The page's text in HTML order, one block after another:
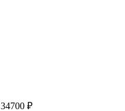
34700 ₽